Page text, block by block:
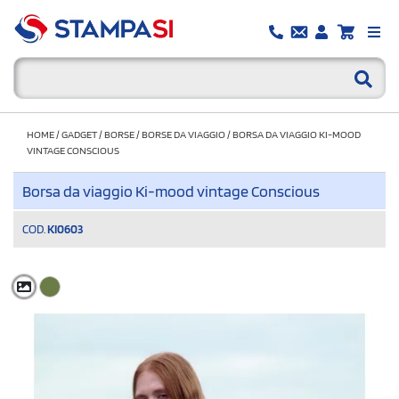
HOME/GADGET/BORSE/BORSE DA VIAGGIO/BORSA DA VIAGGIO KI-MOOD
VINTAGE CONSCIOUS
Borsa da viaggio Ki-mood vintage Conscious
COD. KI0603